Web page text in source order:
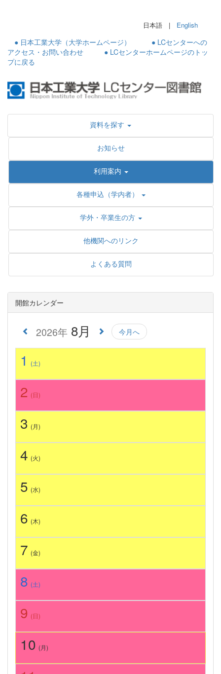
日本語 | English
● 日本工業大学（大学ホームページ）
● LCセンターへの
アクセス・お問い合わせ
● LCセンターホームページのトッ
プに戻る
資料を探す
お知らせ
利用案内
各種申込（学内者）
学外・卒業生の方
他機関へのリンク
よくある質問
開館カレンダー
2026年 8月 今月へ
1 (土)
2 (日)
3 (月)
4 (火)
5 (水)
6 (木)
7 (金)
8 (土)
9 (日)
10 (月)